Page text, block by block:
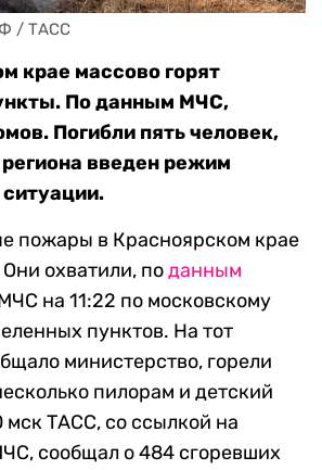
/ ТАСС
крае массово горят
По данным МЧС,
Погибли пять человек,
введен режим
пожары в Красноярском крае
охватили, поданным
на 11:22 по московскому
пунктов. На тот
министерство, горели
пилорам и детский
мск ТАСС, со ссылкой на
сообщал о 484 сгоревших